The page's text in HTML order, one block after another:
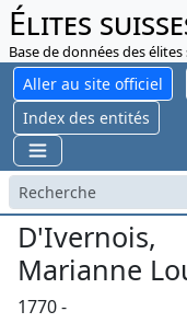
Élites
Base de données des élites
Aller au site officiel
Index des entités
D'Ivernois,
Marianne
1770 -